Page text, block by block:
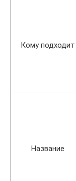
Кому подходит
Название